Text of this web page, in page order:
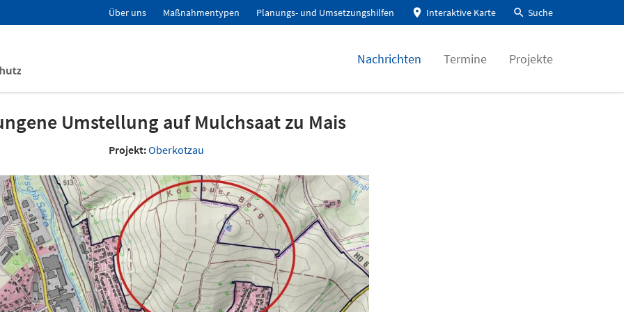
Über uns Maßnahmentypen Planungs- und Umsetzungshilfen Interaktive Karte Suche
Nachrichten Termine Projekte
Umstellung auf Mulchsaat zu Mais
Projekt:Oberkotzau